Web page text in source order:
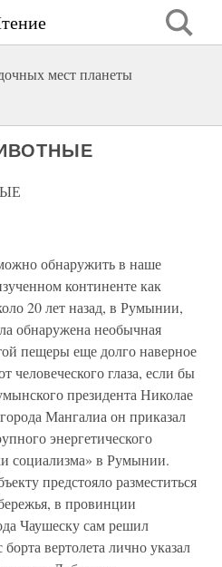
мест планеты
обнаружить в наше
континенте как
20 лет назад, в Румынии,
обнаружена необычная
пещеры еще долго наверное
человеческого глаза, если бы
президента Николае
Мангалиа он приказал
энергетического
социализма» в Румынии.
предстояло разместиться
в провинции
Чаушеску сам решил
вертолета лично указал